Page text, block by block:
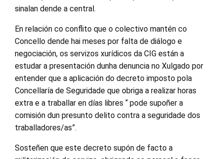
sinalan dende a central.
En relación co conflito que o colectivo mantén co
Concello dende hai meses por falta de diálogo e
negociación, os servizos xurídicos da CIG están a
estudar a presentación dunha denuncia no Xulgado por
entender que a aplicación do decreto imposto pola
Concellaría de Seguridade que obriga a realizar horas
extra e a traballar en días libres “ pode supoñer a
comisión dun presunto delito contra a seguridade dos
traballadores/as”.
Sosteñen que este decreto supón de facto a